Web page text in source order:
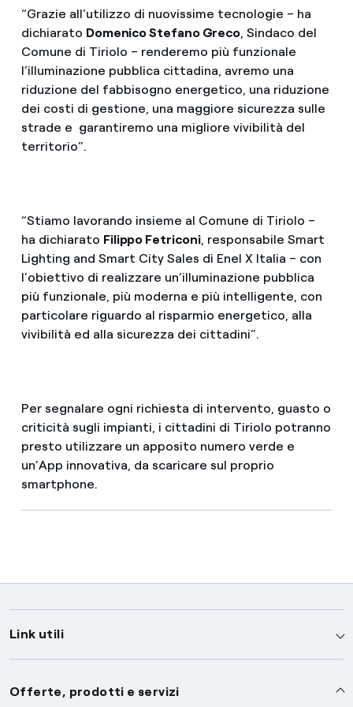
“Grazie all’utilizzo di nuovissime tecnologie – ha
dichiarato Domenico Stefano Greco , Sindaco del
Comune di Tiriolo – renderemo più funzionale
l’illuminazione pubblica cittadina, avremo una
riduzione del fabbisogno energetico, una riduzione
dei costi di gestione, una maggiore sicurezza sulle
strade e garantiremo una migliore vivibilità del
territorio”.
“Stiamo lavorando insieme al Comune di Tiriolo –
ha dichiarato Filippo Fetriconi, responsabile Smart
Lighting and Smart City Sales di Enel X Italia – con
l’obiettivo di realizzare un’illuminazione pubblica
più funzionale, più moderna e più intelligente, con
particolare riguardo al risparmio energetico, alla
vivibilità ed alla sicurezza dei cittadini”.
Per segnalare ogni richiesta di intervento, guasto o
criticità sugli impianti, i cittadini di Tiriolo potranno
presto utilizzare un apposito numero verde e
un’App innovativa, da scaricare sul proprio
smartphone.
Link utili
Assistenza
Offerte, prodotti e servizi